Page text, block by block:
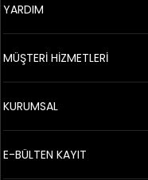
YARDIM
MÜŞTERİ HİZMETLERİ
KURUMSAL
E-BÜLTEN KAYIT